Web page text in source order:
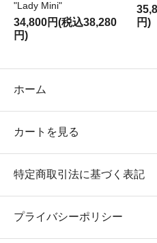
"Lady Mini"
34,800円(税込38,280
円)
円)
ホーム
カートを見る
特定商取引法に基づく表記
プライバシーポリシー